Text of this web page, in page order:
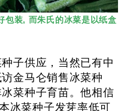
包装, 而朱氏的冰菜是以纸盒
子供应，当然已有中
金马仑销售冰菜种
菜种子育苗。他相信
冰菜种子发芽率低可